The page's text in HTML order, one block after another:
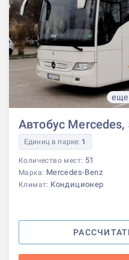
еще
Автобус Mercedes,
Единиц в парке: 1
Количество мест: 51
Марка: Mercedes-Benz
Климат: Кондиционер